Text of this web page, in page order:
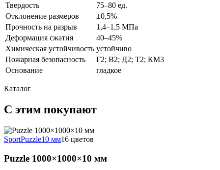
Твердость
75–80 ед.
Отклонение размеров
±0,5%
Прочность на разрыв
1,4–1,5 МПа
Деформация сжатия
40–45%
Химическая устойчивость устойчиво
Пожарная безопасность
Г2; В2; Д2; Т2; КМ3
Основание
гладкое
Каталог
С этим покупают
SportPuzzle10 мм16 цветов
Puzzle 1000×1000×10 мм